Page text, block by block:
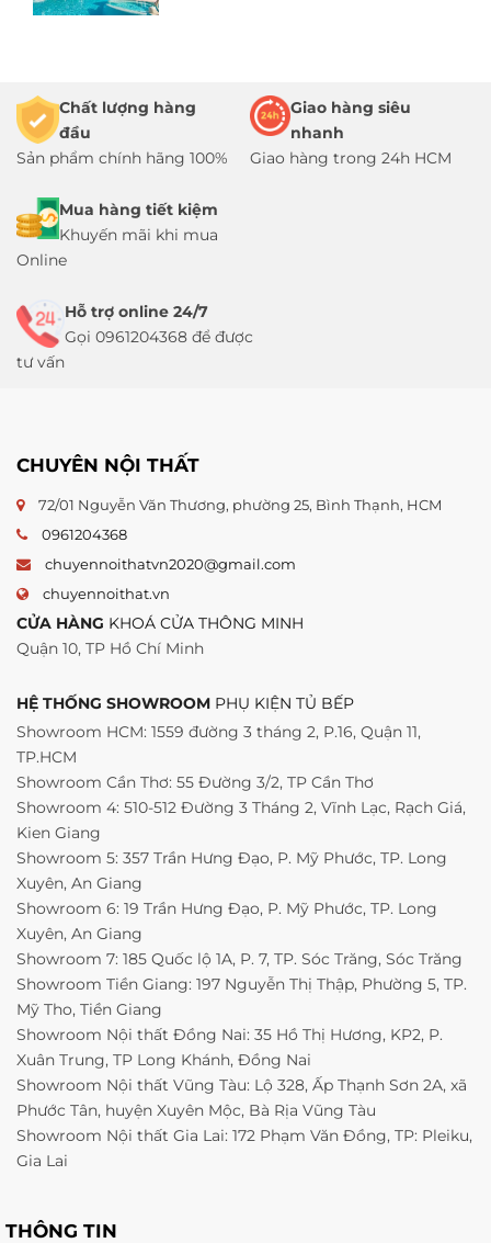
Chất lượng hàng
đầu
Sản phẩm chính hãng 100%
Giao hàng siêu
nhanh
Giao hàng trong 24h HCM
Mua hàng tiết kiệm
Khuyến mãi khi mua
Online
Hỗ trợ online 24/7
Gọi 0961204368 để được
tư vấn
CHUYÊN NỘI THẤT
72/01 Nguyễn Văn Thương, phường 25, Bình Thạnh, HCM
0961204368
chuyennoithatvn2020@gmail.com
chuyennoithat.vn
CỬA HÀNG KHOÁ CỬA THÔNG MINH
Quận 10, TP Hồ Chí Minh
HỆ THỐNG SHOWROOM PHỤ KIỆN TỦ BẾP
Showroom HCM: 1559 đường 3 tháng 2, P.16, Quận 11,
TP.HCM
Showroom Cần Thơ: 55 Đường 3/2, TP Cần Thơ
Showroom 4: 510-512 Đường 3 Tháng 2, Vĩnh Lạc, Rạch Giá,
Kien Giang
Showroom 5: 357 Trần Hưng Đạo, P. Mỹ Phước, TP. Long
Xuyên, An Giang
Showroom 6: 19 Trần Hưng Đạo, P. Mỹ Phước, TP. Long
Xuyên, An Giang
Showroom 7: 185 Quốc lộ 1A, P. 7, TP. Sóc Trăng, Sóc Trăng
Showroom Tiền Giang: 197 Nguyễn Thị Thập, Phường 5, TP.
Mỹ Tho, Tiền Giang
Showroom Nội thất Đồng Nai: 35 Hồ Thị Hương, KP2, P.
Xuân Trung, TP Long Khánh, Đồng Nai
Showroom Nội thất Vũng Tàu: Lộ 328, Ấp Thạnh Sơn 2A, xã
Phước Tân, huyện Xuyên Mộc, Bà Rịa Vũng Tàu
Showroom Nội thất Gia Lai: 172 Phạm Văn Đồng, TP: Pleiku,
Gia Lai
THÔNG TIN